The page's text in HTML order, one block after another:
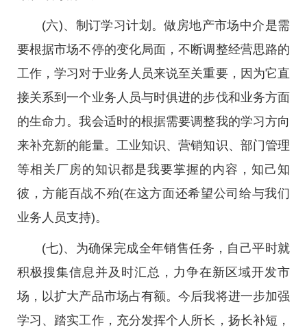
(六)、制订学习计划。做房地产市场中介是需
要根据市场不停的变化局面，不断调整经营思路的
工作，学习对于业务人员来说至关重要，因为它直
接关系到一个业务人员与时俱进的步伐和业务方面
的生命力。我会适时的根据需要调整我的学习方向
来补充新的能量。工业知识、营销知识、部门管理
等相关厂房的知识都是我要掌握的内容，知己知
彼，方能百战不殆(在这方面还希望公司给与我们
业务人员支持)。
(七)、为确保完成全年销售任务，自己平时就
积极搜集信息并及时汇总，力争在新区域开发市
场，以扩大产品市场占有额。今后我将进一步加强
学习、踏实工作，充分发挥个人所长，扬长补短，